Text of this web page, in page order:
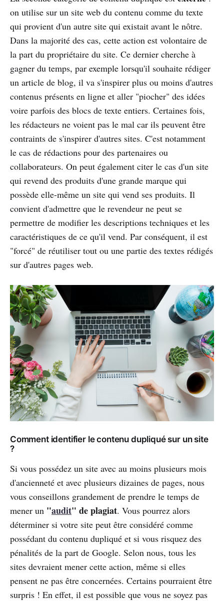
on utilise sur un site web du contenu comme du texte
qui provient d'un autre site qui existait avant le nôtre.
Dans la majorité des cas, cette action est volontaire de
la part du propriétaire du site. Ce dernier cherche à
gagner du temps, par exemple lorsqu'il souhaite rédiger
un article de blog, il va s'inspirer plus ou moins d'autres
contenus présents en ligne et aller "piocher" des idées
voire parfois des blocs de texte entiers. Certaines fois,
les rédacteurs ne voient pas le mal car ils peuvent être
contraints de s'inspirer d'autres sites. C'est notamment
le cas de rédactions pour des partenaires ou
collaborateurs. On peut également citer le cas d'un site
qui revend des produits d'une grande marque qui
possède elle-même un site qui vend ses produits. Il
convient d'admettre que le revendeur ne peut se
permettre de modifier les descriptions techniques et les
caractéristiques de ce qu'il vend. Par conséquent, il est
"forcé" de réutiliser tout ou une partie des textes rédigés
sur d'autres pages web.
Comment identifier le contenu dupliqué sur un site
?
Si vous possédez un site avec au moins plusieurs mois
d'ancienneté et avec plusieurs dizaines de pages, nous
vous conseillons grandement de prendre le temps de
mener un "audit" de plagiat. Vous pourrez alors
déterminer si votre site peut être considéré comme
possédant du contenu dupliqué et si vous risquez des
pénalités de la part de Google. Selon nous, tous les
sites devraient mener cette action, même si elles
pensent ne pas être concernées. Certains pourraient être
surpris ! En effet, il est possible que vous ne soyez pas